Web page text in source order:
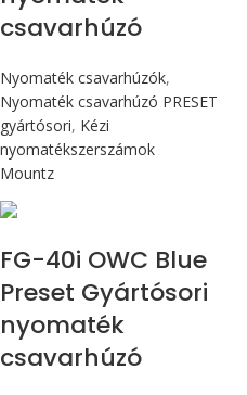
csavarhúzó
Nyomaték csavarhúzók,
Nyomaték csavarhúzó PRESET
gyártósori, Kézi
nyomatékszerszámok
Mountz
FG-40i OWC Blue
Preset Gyártósori
nyomaték
csavarhúzó